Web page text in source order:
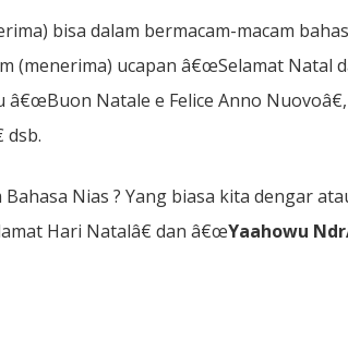
bisa dalam bermacam-macam
ucapan â€œSelamat Natal
Natale e Felice Anno
dsb.
Nias ? Yang biasa kita dengar
Hari Natalâ€ dan â€œYaahowu